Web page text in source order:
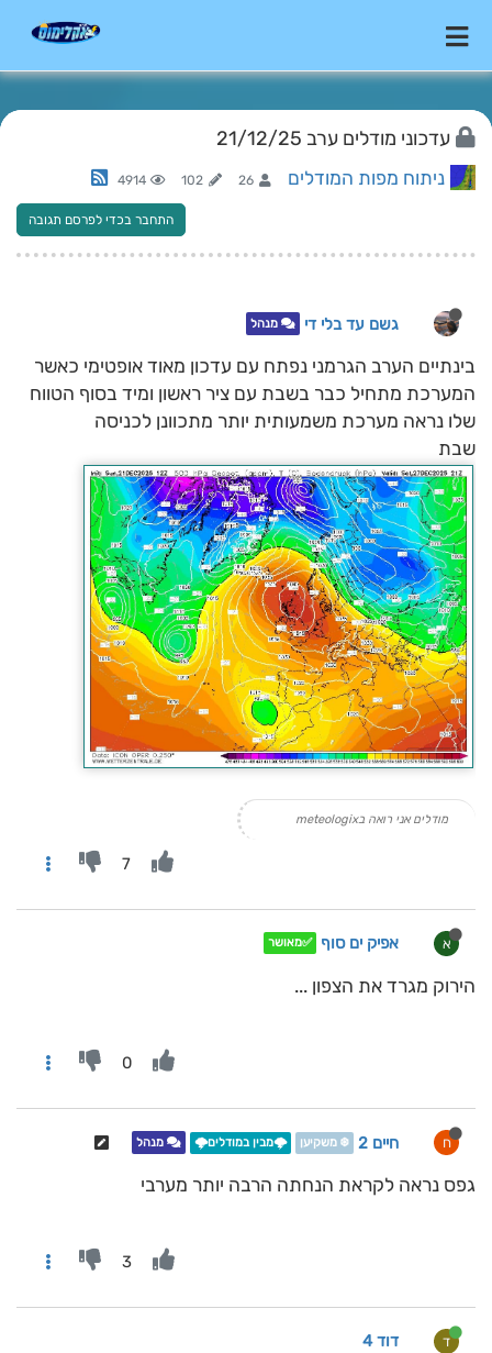
עדכוני מודלים ערב 21/12/25
ניתוח מפות המודלים 26
102
4914
התחבר בכדי לפרסם תגובה
גשם עד בלי די מנהל
בינתיים הערב הגרמני נפתח עם עדכון מאוד אופטימי כאשר
המערכת מתחיל כבר בשבת עם ציר ראשון ומיד בסוף הטווח
שלו נראה מערכת משמעותית יותר מתכוונן לכניסה
שבת
מודלים אני רואה בmeteologix
7
א אפיק ים סוף ✅מאושר
הירוק מגרד את הצפון ...
0
ח חיים 2 ❄️ משקיען 🌩️מבין במודלים🌩️ מנהל
גפס נראה לקראת הנחתה הרבה יותר מערבי
3
ד דוד 4